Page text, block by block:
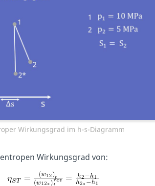
Wirkungsgrad im h-s-Diagramm
Wirkungsgrad von: